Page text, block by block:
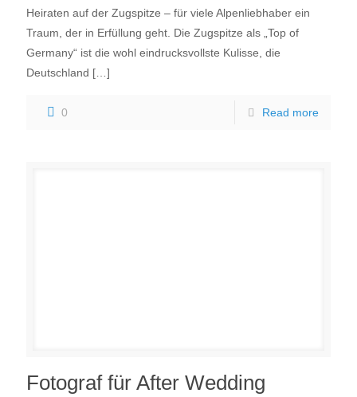
Heiraten auf der Zugspitze – für viele Alpenliebhaber ein
Traum, der in Erfüllung geht. Die Zugspitze als „Top of
Germany“ ist die wohl eindrucksvollste Kulisse, die
Deutschland […]
0 Read more
Fotograf für After Wedding